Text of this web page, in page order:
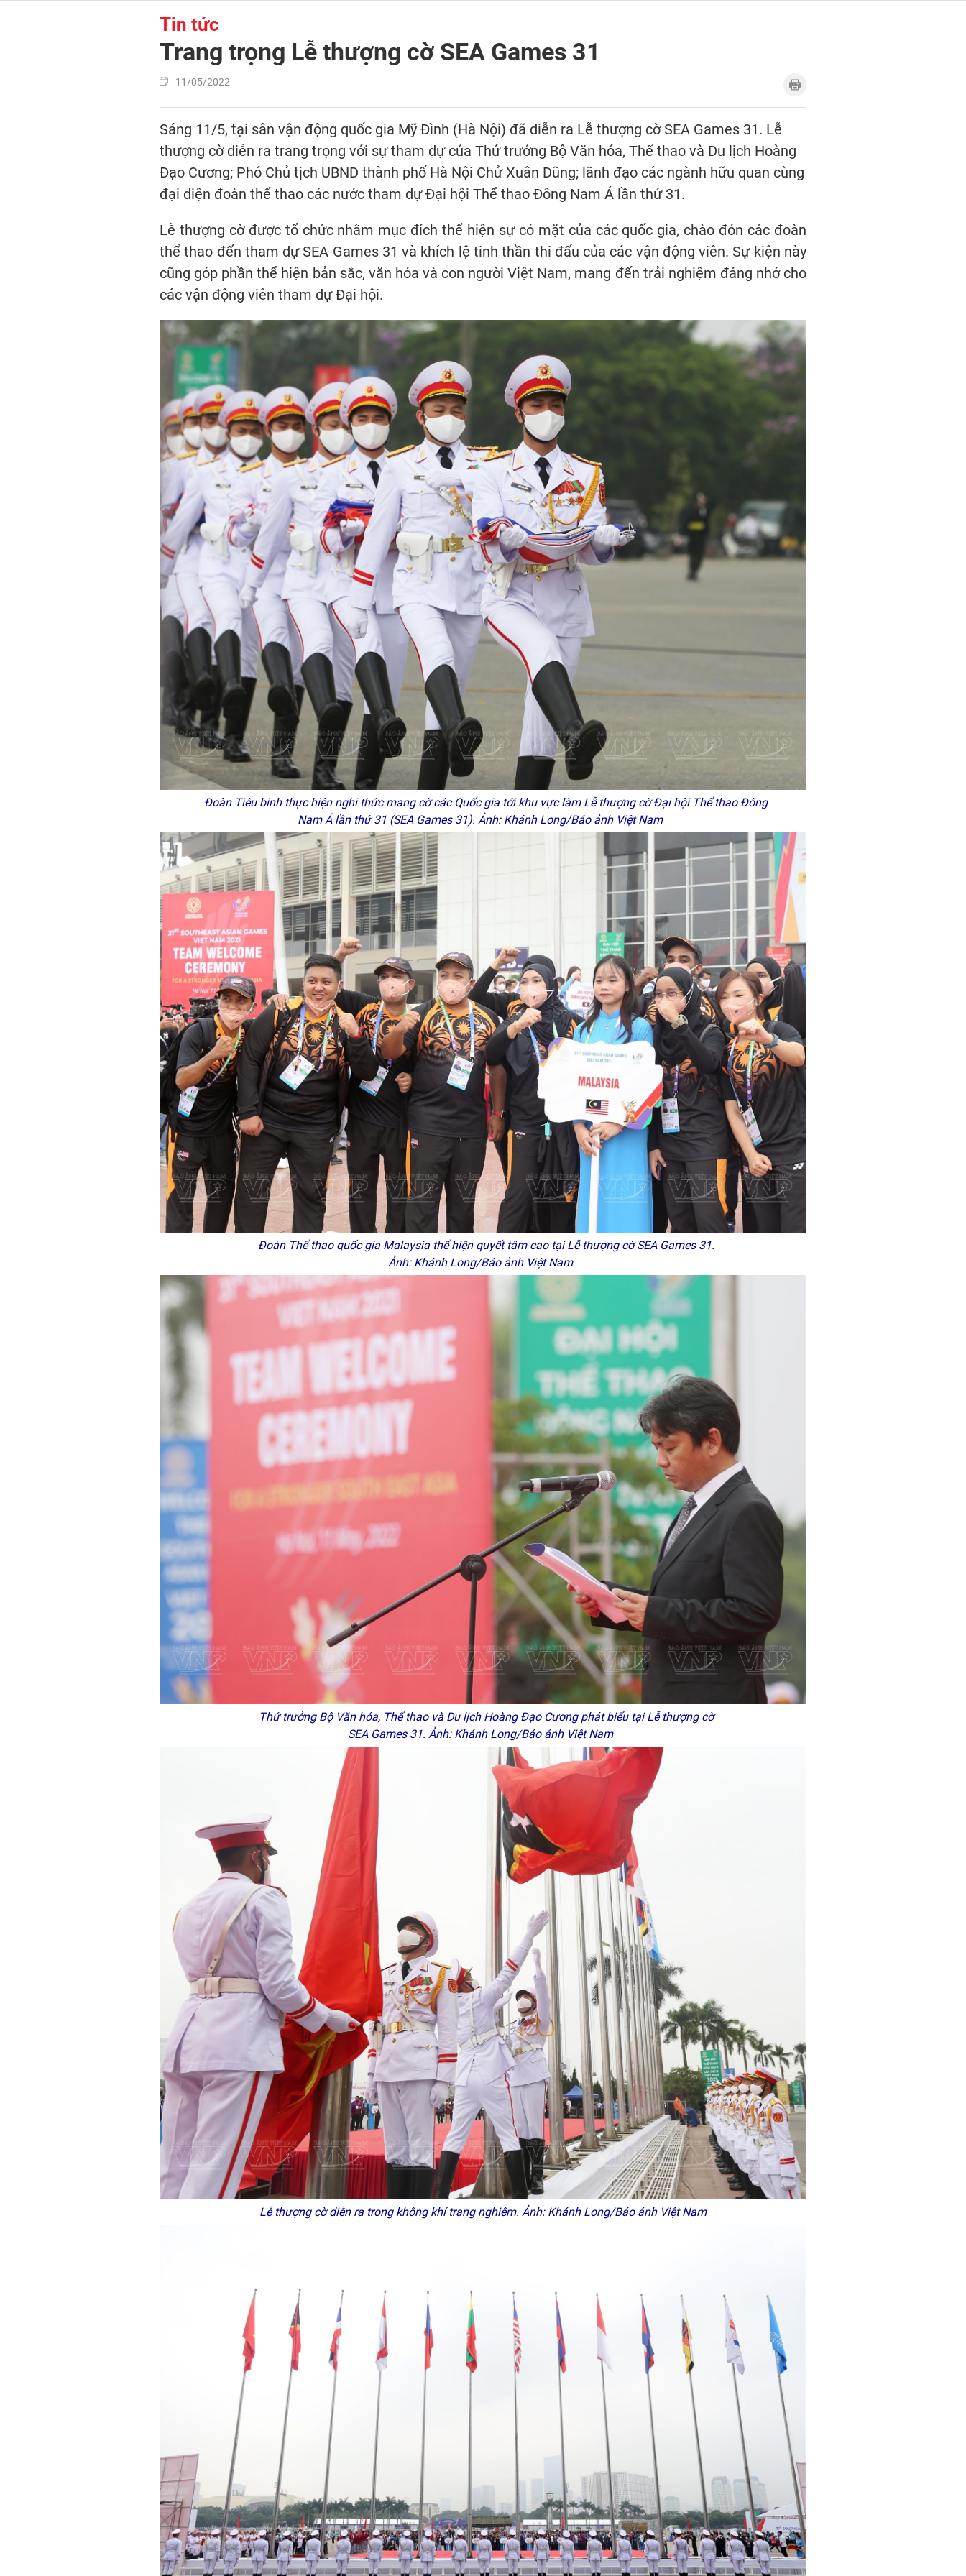
Tin tức
Trang trọng Lễ thượng cờ SEA Games 31
11/05/2022
Sáng 11/5, tại sân vận động quốc gia Mỹ Đình (Hà Nội) đã diễn ra Lễ thượng cờ SEA Games 31. Lễ
thượng cờ diễn ra trang trọng với sự tham dự của Thứ trưởng Bộ Văn hóa, Thể thao và Du lịch Hoàng
Đạo Cương; Phó Chủ tịch UBND thành phố Hà Nội Chử Xuân Dũng; lãnh đạo các ngành hữu quan cùng
đại diện đoàn thể thao các nước tham dự Đại hội Thể thao Đông Nam Á lần thứ 31.
Lễ thượng cờ được tổ chức nhằm mục đích thể hiện sự có mặt của các quốc gia, chào đón các đoàn
thể thao đến tham dự SEA Games 31 và khích lệ tinh thần thi đấu của các vận động viên. Sự kiện này
cũng góp phần thể hiện bản sắc, văn hóa và con người Việt Nam, mang đến trải nghiệm đáng nhớ cho
các vận động viên tham dự Đại hội.
Đoàn Tiêu binh thực hiện nghi thức mang cờ các Quốc gia tới khu vực làm Lễ thượng cờ Đại hội Thể thao Đông
Nam Á lần thứ 31 (SEA Games 31). Ảnh: Khánh Long/Báo ảnh Việt Nam
Đoàn Thể thao quốc gia Malaysia thể hiện quyết tâm cao tại Lễ thượng cờ SEA Games 31.
Ảnh: Khánh Long/Báo ảnh Việt Nam
Thứ trưởng Bộ Văn hóa, Thể thao và Du lịch Hoàng Đạo Cương phát biểu tại Lễ thượng cờ
SEA Games 31. Ảnh: Khánh Long/Báo ảnh Việt Nam
Lễ thượng cờ diễn ra trong không khí trang nghiêm. Ảnh: Khánh Long/Báo ảnh Việt Nam